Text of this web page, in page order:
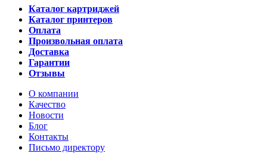
Каталог картриджей
Каталог принтеров
Оплата
Произвольная оплата
Доставка
Гарантии
Отзывы
О компании
Качество
Новости
Блог
Контакты
Письмо директору